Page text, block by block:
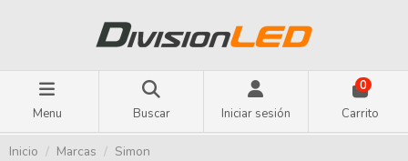
Menu Buscar Iniciar sesión
0
Carrito
Inicio Marcas Simon